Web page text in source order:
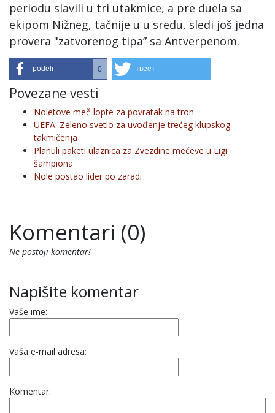
periodu slavili u tri utakmice, a pre duela sa
ekipom Nižneg, tačnije u u sredu, sledi još jedna
provera "zatvorenog tipa” sa Antverpenom.
podeli 0 твеет
Povezane vesti
Noletove meč-lopte za povratak na tron
UEFA: Zeleno svetlo za uvođenje trećeg klupskog
takmičenja
Planuli paketi ulaznica za Zvezdine mečeve u Ligi
šampiona
Nole postao lider po zaradi
Komentari (0)
Ne postoji komentar!
Napišite komentar
Vaše ime:
Vaša e-mail adresa:
Komentar: